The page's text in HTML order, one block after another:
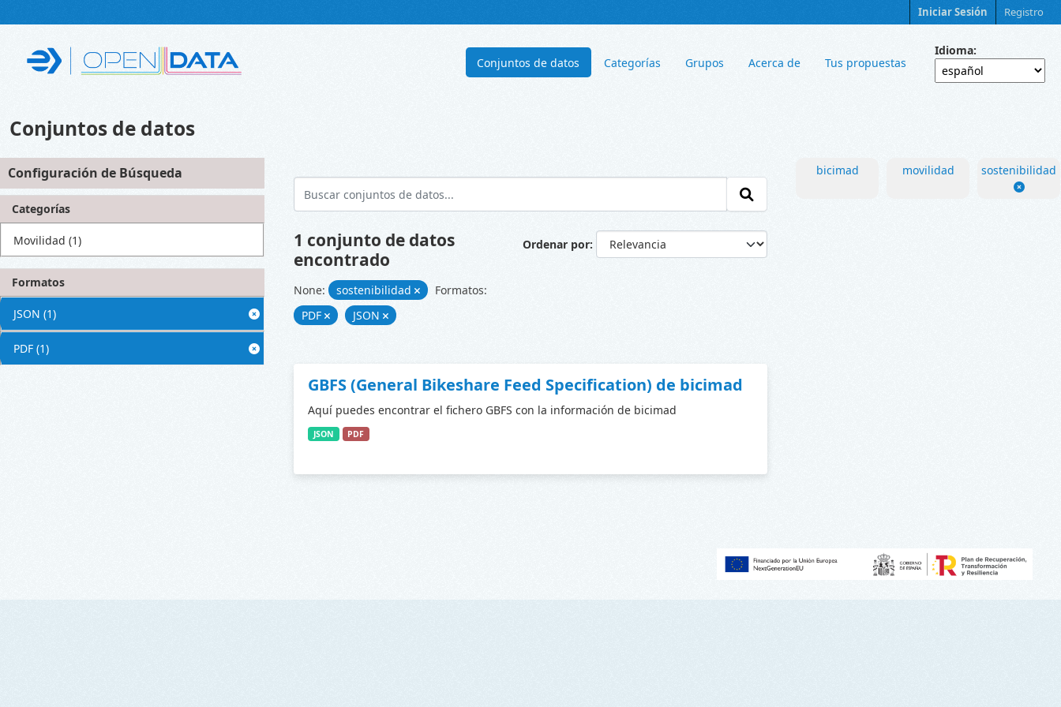
Iniciar Sesión Registro
Conjuntos de datos Categorías Grupos Acerca de Tus propuestas
Idioma
Conjuntos de datos
Configuración de Búsqueda
Categorías
Movilidad (1)
Formatos
JSON (1)
PDF (1)
Ordenar por
1 conjunto de datos
encontrado
None: sostenibilidad
Formatos:
PDF
JSON
GBFS (General Bikeshare Feed Specification) de bicimad
Aquí puedes encontrar el fichero GBFS con la información de bicimad
JSON PDF
bicimad movilidad sostenibilidad